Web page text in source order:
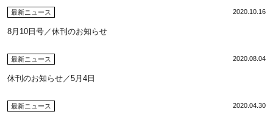
最新ニュース 2020.10.16
8月10日号／休刊のお知らせ
最新ニュース 2020.08.04
休刊のお知らせ／5月4日
最新ニュース 2020.04.30